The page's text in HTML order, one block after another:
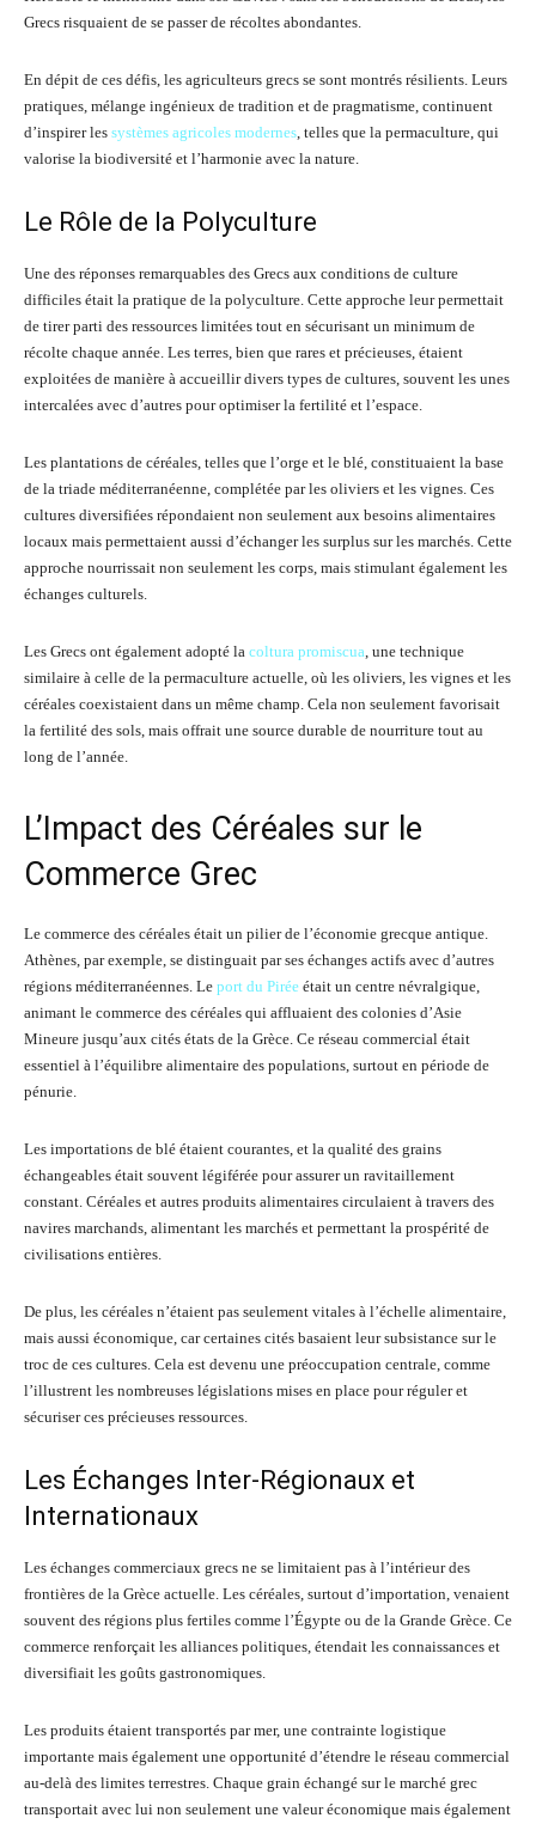
Grecs risquaient de se passer de récoltes abondantes.
En dépit de ces défis, les agriculteurs grecs se sont montrés résilients. Leurs
pratiques, mélange ingénieux de tradition et de pragmatisme, continuent
d’inspirer les systèmes agricoles modernes, telles que la permaculture, qui
valorise la biodiversité et l’harmonie avec la nature.
Le Rôle de la Polyculture
Une des réponses remarquables des Grecs aux conditions de culture
difficiles était la pratique de la polyculture. Cette approche leur permettait
de tirer parti des ressources limitées tout en sécurisant un minimum de
récolte chaque année. Les terres, bien que rares et précieuses, étaient
exploitées de manière à accueillir divers types de cultures, souvent les unes
intercalées avec d’autres pour optimiser la fertilité et l’espace.
Les plantations de céréales, telles que l’orge et le blé, constituaient la base
de la triade méditerranéenne, complétée par les oliviers et les vignes. Ces
cultures diversifiées répondaient non seulement aux besoins alimentaires
locaux mais permettaient aussi d’échanger les surplus sur les marchés. Cette
approche nourrissait non seulement les corps, mais stimulant également les
échanges culturels.
Les Grecs ont également adopté la coltura promiscua, une technique
similaire à celle de la permaculture actuelle, où les oliviers, les vignes et les
céréales coexistaient dans un même champ. Cela non seulement favorisait
la fertilité des sols, mais offrait une source durable de nourriture tout au
long de l’année.
L’Impact des Céréales sur le
Commerce Grec
Le commerce des céréales était un pilier de l’économie grecque antique.
Athènes, par exemple, se distinguait par ses échanges actifs avec d’autres
régions méditerranéennes. Le port du Pirée était un centre névralgique,
animant le commerce des céréales qui affluaient des colonies d’Asie
Mineure jusqu’aux cités états de la Grèce. Ce réseau commercial était
essentiel à l’équilibre alimentaire des populations, surtout en période de
pénurie.
Les importations de blé étaient courantes, et la qualité des grains
échangeables était souvent légiférée pour assurer un ravitaillement
constant. Céréales et autres produits alimentaires circulaient à travers des
navires marchands, alimentant les marchés et permettant la prospérité de
civilisations entières.
De plus, les céréales n’étaient pas seulement vitales à l’échelle alimentaire,
mais aussi économique, car certaines cités basaient leur subsistance sur le
troc de ces cultures. Cela est devenu une préoccupation centrale, comme
l’illustrent les nombreuses législations mises en place pour réguler et
sécuriser ces précieuses ressources.
Les Échanges Inter-Régionaux et
Internationaux
Les échanges commerciaux grecs ne se limitaient pas à l’intérieur des
frontières de la Grèce actuelle. Les céréales, surtout d’importation, venaient
souvent des régions plus fertiles comme l’Égypte ou de la Grande Grèce. Ce
commerce renforçait les alliances politiques, étendait les connaissances et
diversifiait les goûts gastronomiques.
Les produits étaient transportés par mer, une contrainte logistique
importante mais également une opportunité d’étendre le réseau commercial
au-delà des limites terrestres. Chaque grain échangé sur le marché grec
transportait avec lui non seulement une valeur économique mais également